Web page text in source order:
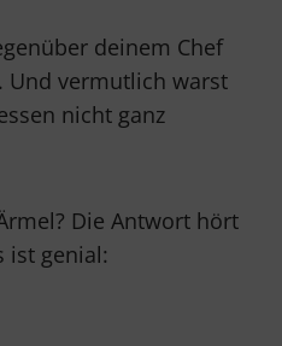
deinem Chef
Und vermutlich warst
nicht ganz
Die Antwort hört
ist genial: